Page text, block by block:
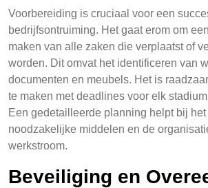
Voorbereiding is cruciaal voor een
bedrijfsontruiming. Het gaat erom om
maken van alle zaken die verplaatst of
worden. Dit omvat het identificeren van
documenten en meubels. Het is
te maken met deadlines voor elk
Een gedetailleerde planning helpt bij
noodzakelijke middelen en de
werkstroom.
Beveiliging en